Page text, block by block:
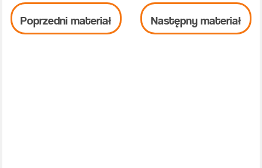
Poprzedni materiał Następny materiał